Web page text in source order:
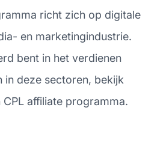
richt zich op digitale
en marketingindustrie.
bent in het verdienen
in deze sectoren, bekijk
affiliate programma.